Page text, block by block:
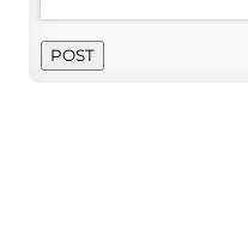
POST